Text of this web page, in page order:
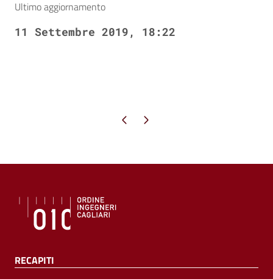
Ultimo aggiornamento
11 Settembre 2019, 18:22
Pagina precedente
Pagina successiva
RECAPITI